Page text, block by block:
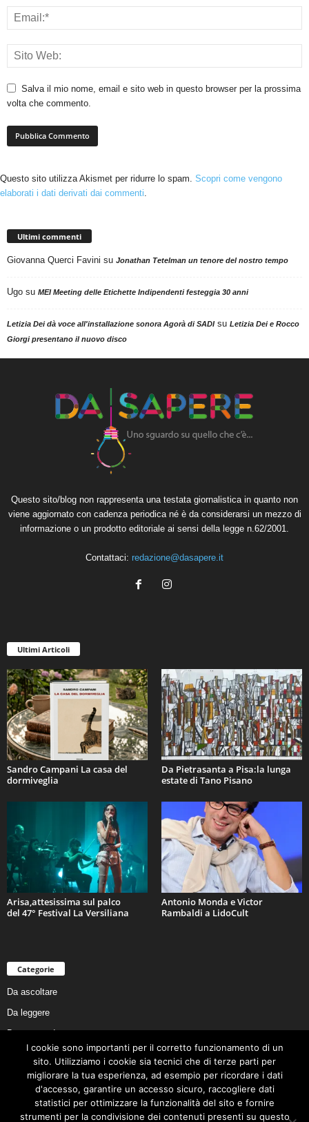
Salva il mio nome, email e sito web in questo browser per la prossima
volta che commento.
Questo sito utilizza Akismet per ridurre lo spam. Scopri come vengono
elaborati i dati derivati dai commenti.
Ultimi commenti
Giovanna Querci Favini su Jonathan Tetelman un tenore del nostro tempo
Ugo su MEI Meeting delle Etichette Indipendenti festeggia 30 anni
Letizia Dei dà voce all'installazione sonora Agorà di SADIsu Letizia Dei e Rocco
Giorgi presentano il nuovo disco
Questo sito/blog non rappresenta una testata giornalistica in quanto non
viene aggiornato con cadenza periodica né è da considerarsi un mezzo di
informazione o un prodotto editoriale ai sensi della legge n.62/2001.
Contattaci: redazione@dasapere.it
Ultimi Articoli
Sandro Campani La casa del
dormiveglia
Da Pietrasanta a Pisa:la lunga
estate di Tano Pisano
Arisa,attesissima sul palco
del 47° Festival La Versiliana
Antonio Monda e Victor
Rambaldi a LidoCult
Categorie
Da ascoltare
Da leggere
Da non perdere
Da conoscere
Da preservare
Da vivere
Cookie Policy
I cookie sono importanti per il corretto funzionamento di un
sito. Utilizziamo i cookie sia tecnici che di terze parti per
migliorare la tua esperienza, ad esempio per ricordare i dati
d'accesso, garantire un accesso sicuro, raccogliere dati
statistici per ottimizzare la funzionalità del sito e fornire
strumenti per la condivisione dei contenuti presenti su questo